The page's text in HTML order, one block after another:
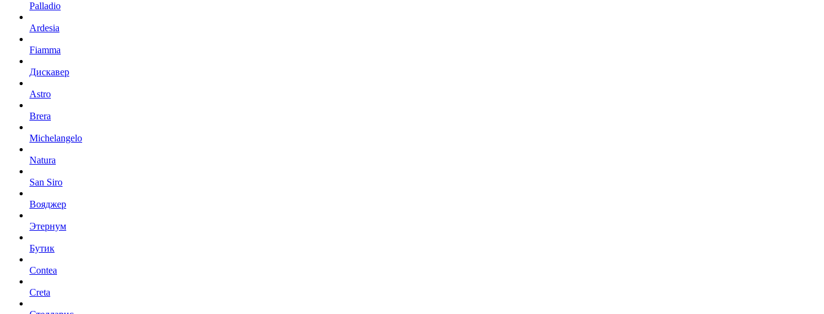
Palladio
Ardesia
Fiamma
Дискавер
Astro
Brera
Michelangelo
Natura
San Siro
Вояджер
Этернум
Бутик
Contea
Creta